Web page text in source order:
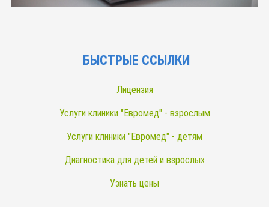
БЫСТРЫЕ ССЫЛКИ
Лицензия
Услуги клиники "Евромед" - взрослым
Услуги клиники "Евромед" - детям
Диагностика для детей и взрослых
Узнать цены